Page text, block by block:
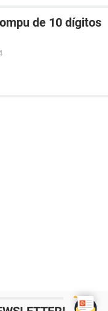
de 10 dígitos